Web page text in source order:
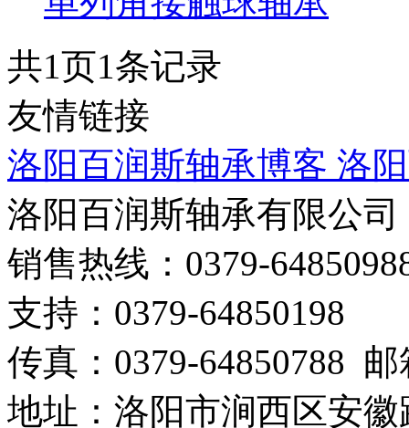
共1页1条记录
友情链接
洛阳百润斯轴承博客 洛
洛阳百润斯轴承有限公司
销售热线：0379-
支持：0379-64850198
传真：0379-64850788 邮
地址：洛阳市涧西区安徽